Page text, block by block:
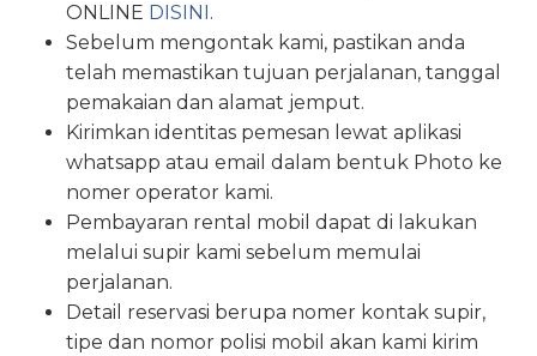
ONLINE DISINI .
Sebelum mengontak kami, pastikan anda
telah memastikan tujuan perjalanan, tanggal
pemakaian dan alamat jemput.
Kirimkan identitas pemesan lewat aplikasi
whatsapp atau email dalam bentuk Photo ke
nomer operator kami.
Pembayaran rental mobil dapat di lakukan
melalui supir kami sebelum memulai
perjalanan.
Detail reservasi berupa nomer kontak supir,
tipe dan nomor polisi mobil akan kami kirim